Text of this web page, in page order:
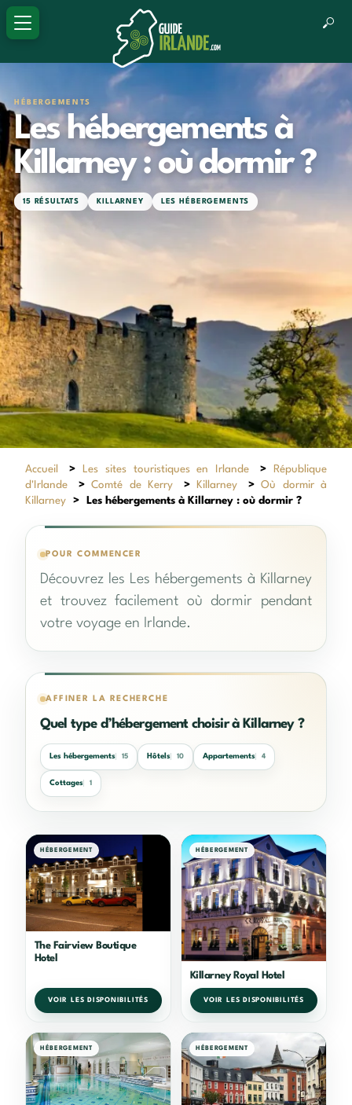
HÉBERGEMENTS
Les hébergements à
Killarney : où dormir ?
15 RÉSULTATS KILLARNEY LES HÉBERGEMENTS
Accueil > Les sites touristiques en Irlande >
République
d'Irlande
> Comté de Kerry > Killarney > Où dormir à
Killarney
> Les hébergements à Killarney : où dormir ?
POUR COMMENCER
Découvrez les Les hébergements à Killarney
et trouvez facilement où dormir pendant
votre voyage en Irlande.
AFFINER LA RECHERCHE
Quel type d’hébergement choisir à Killarney ?
Les hébergements 15 Hôtels 10 Appartements 4
Cottages 1
HÉBERGEMENT
The Fairview Boutique
Hotel
VOIR LES DISPONIBILITÉS
HÉBERGEMENT
Killarney Royal Hotel
VOIR LES DISPONIBILITÉS
HÉBERGEMENT HÉBERGEMENT